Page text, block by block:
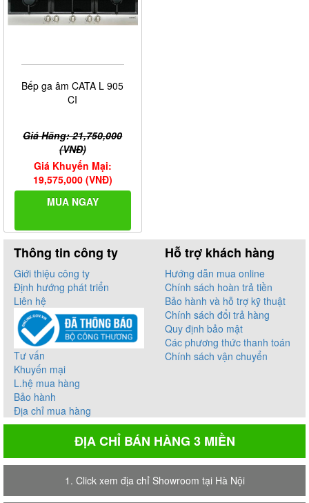
Bếp ga âm CATA L 905
CI
Giá Hãng: 21,750,000
(VNĐ)
Giá Khuyến Mại:
19,575,000 (VNĐ)
MUA NGAY
Thông tin công ty
Giới thiệu công ty
Định hướng phát triển
Liên hệ
Tư vấn
Khuyến mại
L.hệ mua hàng
Bảo hành
Địa chỉ mua hàng
Hỗ trợ khách hàng
Hướng dẫn mua online
Chính sách hoàn trả tiền
Bảo hành và hỗ trợ kỹ thuật
Chính sách đổi trả hàng
Quy định bảo mật
Các phương thức thanh toán
Chính sách vận chuyển
ĐỊA CHỈ BÁN HÀNG 3 MIỀN
1. Click xem địa chỉ Showroom tại Hà Nội